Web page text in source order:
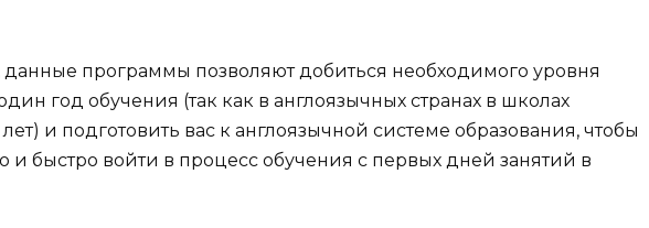
данные программы позволяют добиться необходимого уровня
год обучения (так как в англоязычных странах в школах
лет) и подготовить вас к англоязычной системе образования, чтобы
и быстро войти в процесс обучения с первых дней занятий в